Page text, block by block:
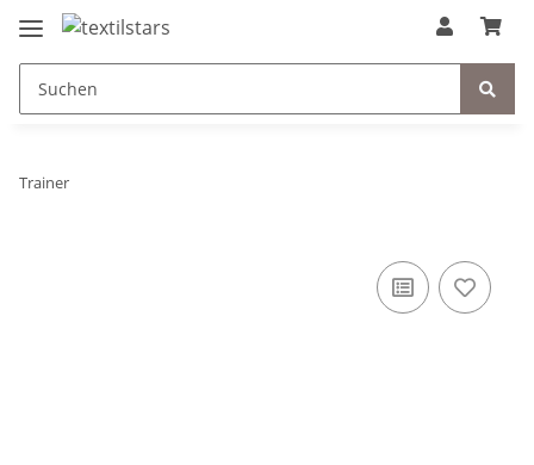
Trainer